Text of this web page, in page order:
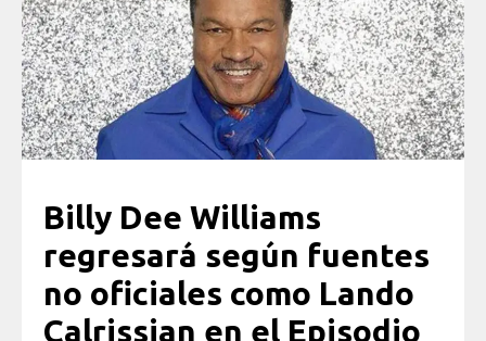
Billy Dee Williams
regresará según fuentes
no oficiales como Lando
Calrissian en el Episodio